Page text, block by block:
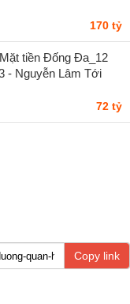
- Đỗ Thị Thu Hiền
170 tỷ
tiền Đống Đa_12
- Nguyễn Lâm Tới
72 tỷ
Copy link